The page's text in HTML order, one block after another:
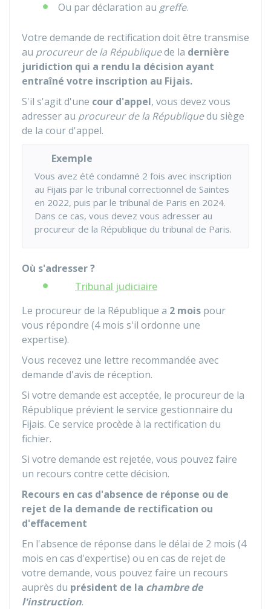
Ou par déclaration au greffe.
Votre demande de rectification doit être transmise
au procureur de la Républiquede la dernière
juridiction qui a rendu la décision ayant
entraîné votre inscription au Fijais.
S'il s'agit d'une cour d'appel, vous devez vous
adresser au procureur de la Républiquedu siège
de la cour d'appel.
Exemple
Vous avez été condamné 2 fois avec inscription
au Fijais par le tribunal correctionnel de Saintes
en 2022, puis par le tribunal de Paris en 2024.
Dans ce cas, vous devez vous adresser au
procureur de la République du tribunal de Paris.
Où s'adresser ?
Tribunal judiciaire
Le procureur de la République a 2 mois pour
vous répondre (4 mois s'il ordonne une
expertise).
Vous recevez une lettre recommandée avec
demande d'avis de réception.
Si votre demande est acceptée, le procureur de la
République prévient le service gestionnaire du
Fijais. Ce service procède à la rectification du
fichier.
Si votre demande est rejetée, vous pouvez faire
un recours contre cette décision.
Recours en cas d'absence de réponse ou de
rejet de la demande de rectification ou
d'effacement
En l'absence de réponse dans le délai de 2 mois (4
mois en cas d'expertise) ou en cas de rejet de
votre demande, vous pouvez faire un recours
auprès du président de la chambre de
l'instruction.